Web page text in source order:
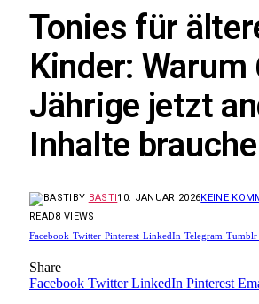
Tonies für
Kinder:
Jährige jetzt
Inhalte
BY BASTI10. JANUAR 2026KEINE
READ8 VIEWS
Facebook Twitter Pinterest LinkedIn Telegram Tumblr
Share
Facebook Twitter LinkedIn Pinterest